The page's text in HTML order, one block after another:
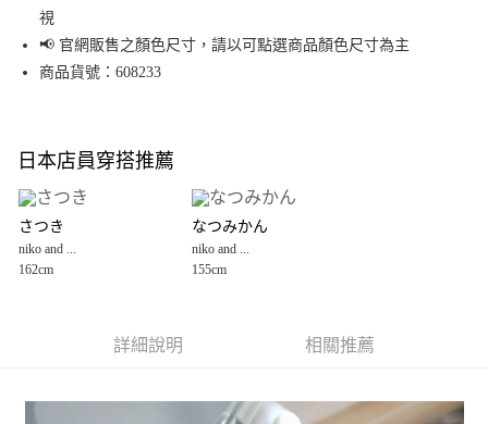
街口支付
悠遊付
全盈+PAY
大哥付你分期
【大哥付你分期使用說明】
1.本服務由台灣大哥大提供，台灣大哥大用戶可立即使用無須另外申請。
2.付款方式選擇「大哥付你分期」，訂單成立後會自動跳轉到大哥付的交易
3.實際核准額度、可分期數及費用金額請依後續交易確認頁面所載為準。
4.訂單成立30分鐘內，如未前往確認交易或遇審核未通過，訂單將自動取
AFTEE先享後付
３．安心：先確認商品／服務後，再付款。
每筆NT$80，滿NT$888(含以上)免運費
視
📢 官網販售之顏色尺寸，請以可點選商品顏色尺寸為主
商品貨號：608233
日本店員穿搭推薦
さつき
niko and ...
162cm
なつみかん
niko and ...
155cm
詳細說明 相關推薦